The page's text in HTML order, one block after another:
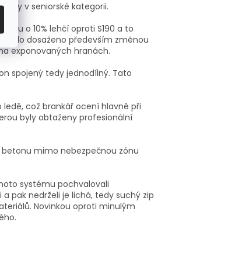
ligy v seniorské kategorii.
o 10% lehčí oproti S190 a to
bylo dosaženo především změnou
exponovaných hranách.
spojený tedy jednodílný. Tato
což brankář ocení hlavně při
byly obtaženy profesionální
mimo nebezpečnou zónu
systému pochvalovali
pak nedrželi je lichá, tedy suchý zip
Novinkou oproti minulým